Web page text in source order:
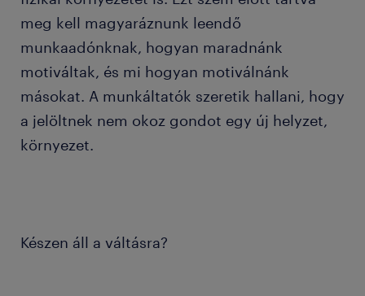
meg kell magyaráznunk leendő
munkaadónknak, hogyan maradnánk
motiváltak, és mi hogyan motiválnánk
másokat. A munkáltatók szeretik hallani, hogy
a jelöltnek nem okoz gondot egy új helyzet,
környezet.
Készen áll a váltásra?